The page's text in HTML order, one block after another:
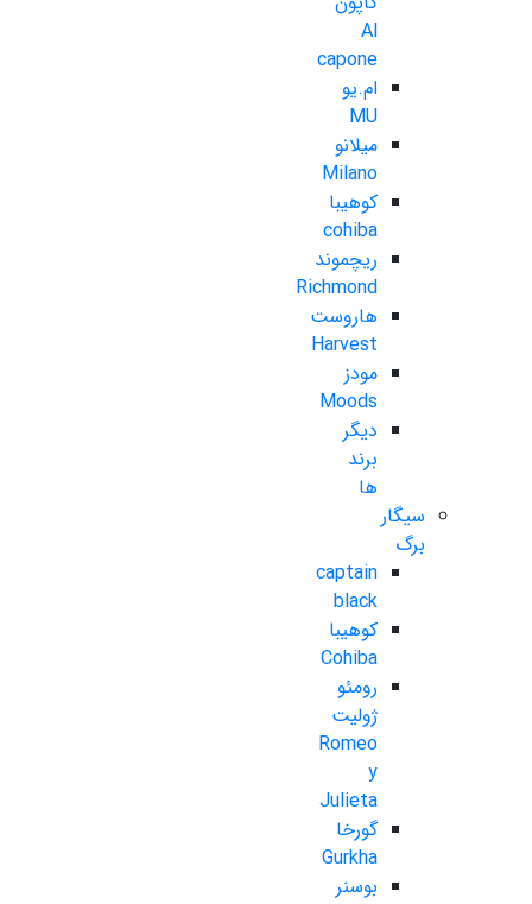
Al
capone
ام.یو
MU
میلانو
Milano
کوهیبا
cohiba
ریچموند
Richmond
هاروست
Harvest
مودز
Moods
دیگر
برند
ها
سیگار
برگ
captain
black
کوهیبا
Cohiba
رومئو
ژولیت
Romeo
y
Julieta
گورخا
Gurkha
بوسنر